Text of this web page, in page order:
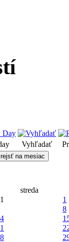
Vyhľadať
na mesiac
streda
1
8